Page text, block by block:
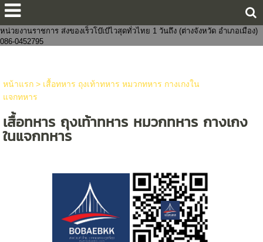
ขายส่งกางเกงในแฟชั่นงานจีนไทย 8 บาทราคาหน้าโรงงาน มีทั้งชายและหญิง
งานแฟชั่น ถูกกว่าโบ๊เบ๊ หาสินค้าจัดเซตบริจาค-งานบุญจัดส่งถึงที่ จัดหาสินค้าให้
หน่วยงานราชการ ส่งของเร็วโบ๊เบ๊ไวสุดทั่วไทย 1 วันถึง (ต่างจังหวัด อำเภอเมือง)
086-0452795
หน้าแรก> เสื้อทหาร ถุงเท้าทหาร หมวกทหาร กางเกงใน
แจกทหาร
เสื้อทหาร ถุงเท้าทหาร หมวกทหาร กางเกง
ในแจกทหาร